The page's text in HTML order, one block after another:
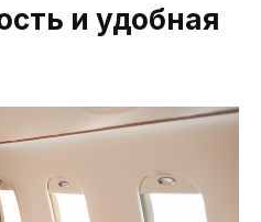
и удобная